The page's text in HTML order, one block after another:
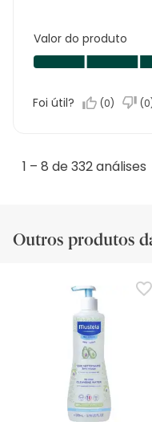
Valor do produto
Valor
do
5.0
Foi útil? (0) (0
1 – 8 de 332análises
Outros produtos